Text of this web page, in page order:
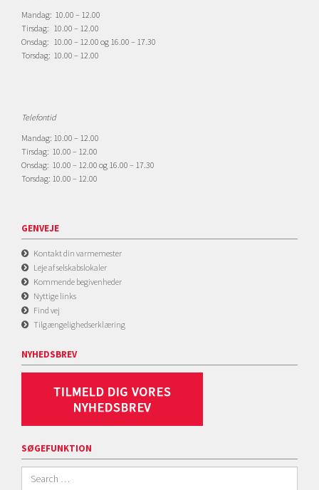
Mandag: 10.00 – 12.00
Tirsdag: 10.00 – 12.00
Onsdag: 10.00 – 12.00 og 16.00 – 17.30
Torsdag: 10.00 – 12.00
Telefontid
Mandag: 10.00 – 12.00
Tirsdag: 10.00 – 12.00
Onsdag: 10.00 – 12.00 og 16.00 – 17.30
Torsdag: 10.00 – 12.00
GENVEJE
Kontakt din varmemester
Leje af selskabslokaler
Kommende begivenheder
Nyttige links
Find vej
Tilgængelighedserklæring
NYHEDSBREV
SØGEFUNKTION